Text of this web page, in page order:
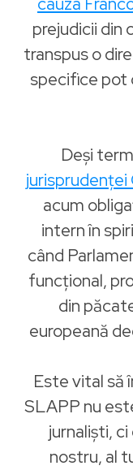
prejudicii din
transpus o
specifice pot
Deși
jurisprudenței
acum
intern în
când
funcțional,
din
europeană
Este vital să
SLAPP nu
jurnaliști,
nostru, al